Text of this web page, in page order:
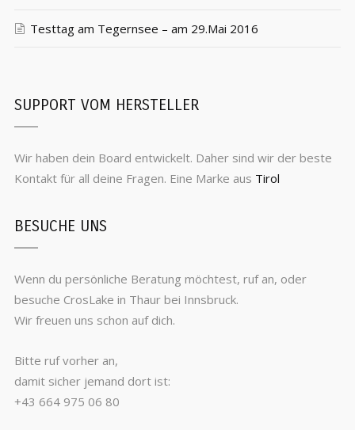
Testtag am Tegernsee – am 29.Mai 2016
SUPPORT VOM HERSTELLER
Wir haben dein Board entwickelt. Daher sind wir der beste
Kontakt für all deine Fragen. Eine Marke aus Tirol
BESUCHE UNS
Wenn du persönliche Beratung möchtest, ruf an, oder
besuche CrosLake in Thaur bei Innsbruck.
Wir freuen uns schon auf dich.
Bitte ruf vorher an,
damit sicher jemand dort ist:
+43 664 975 06 80